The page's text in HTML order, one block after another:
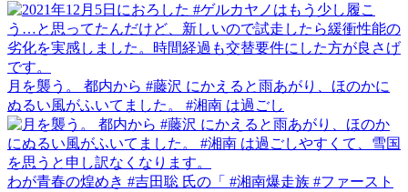
月を襲う。 都内から #藤沢 にかえると雨あがり、ほのかに
ぬるい風がふいてました。 #湘南 は過ごし
わが青春の煌めき #吉田聡 氏の「 #湘南爆走族 #ファースト